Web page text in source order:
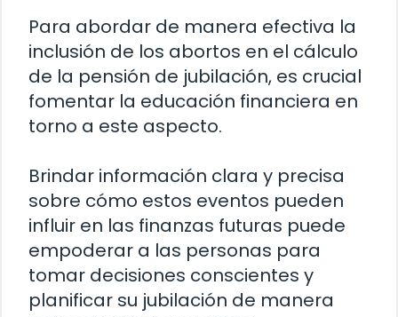
Para abordar de manera efectiva la
inclusión de los abortos en el cálculo
de la pensión de jubilación, es crucial
fomentar la educación financiera en
torno a este aspecto.
Brindar información clara y precisa
sobre cómo estos eventos pueden
influir en las finanzas futuras puede
empoderar a las personas para
tomar decisiones conscientes y
planificar su jubilación de manera